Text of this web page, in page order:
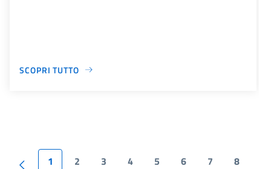
SCOPRI TUTTO
1 2 3 4 5 6 7 8